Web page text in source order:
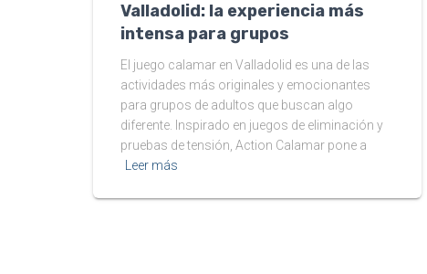
Valladolid: la experiencia más
intensa para grupos
El juego calamar en Valladolid es una de las
actividades más originales y emocionantes
para grupos de adultos que buscan algo
diferente. Inspirado en juegos de eliminación y
pruebas de tensión, Action Calamar pone a
Leer más